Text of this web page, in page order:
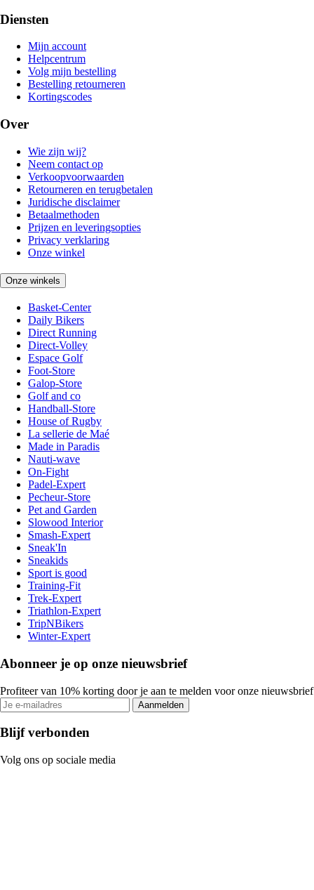
Diensten
Mijn account
Helpcentrum
Volg mijn bestelling
Bestelling retourneren
Kortingscodes
Over
Wie zijn wij?
Neem contact op
Verkoopvoorwaarden
Retourneren en terugbetalen
Juridische disclaimer
Betaalmethoden
Prijzen en leveringsopties
Privacy verklaring
Onze winkel
Onze winkels
Basket-Center
Daily Bikers
Direct Running
Direct-Volley
Espace Golf
Foot-Store
Galop-Store
Golf and co
Handball-Store
House of Rugby
La sellerie de Maé
Made in Paradis
Nauti-wave
On-Fight
Padel-Expert
Pecheur-Store
Pet and Garden
Slowood Interior
Smash-Expert
Sneak'In
Sneakids
Sport is good
Training-Fit
Trek-Expert
Triathlon-Expert
TripNBikers
Winter-Expert
Abonneer je op onze nieuwsbrief
Profiteer van 10% korting door je aan te melden voor onze nieuwsbrief
Aanmelden
Blijf verbonden
Volg ons op sociale media